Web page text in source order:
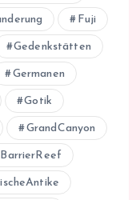
Fuji
Gedenkstätten
Germanen
Gotik
GrandCanyon